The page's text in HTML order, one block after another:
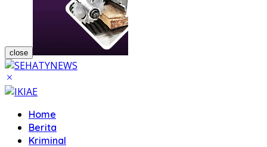
close
Home
Berita
Kriminal